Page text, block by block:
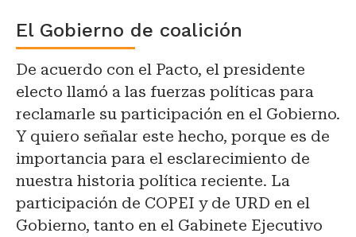
El Gobierno de coalición
De acuerdo con el Pacto, el presidente
electo llamó a las fuerzas políticas para
reclamarle su participación en el Gobierno.
Y quiero señalar este hecho, porque es de
importancia para el esclarecimiento de
nuestra historia política reciente. La
participación de COPEI y de URD en el
Gobierno, tanto en el Gabinete Ejecutivo